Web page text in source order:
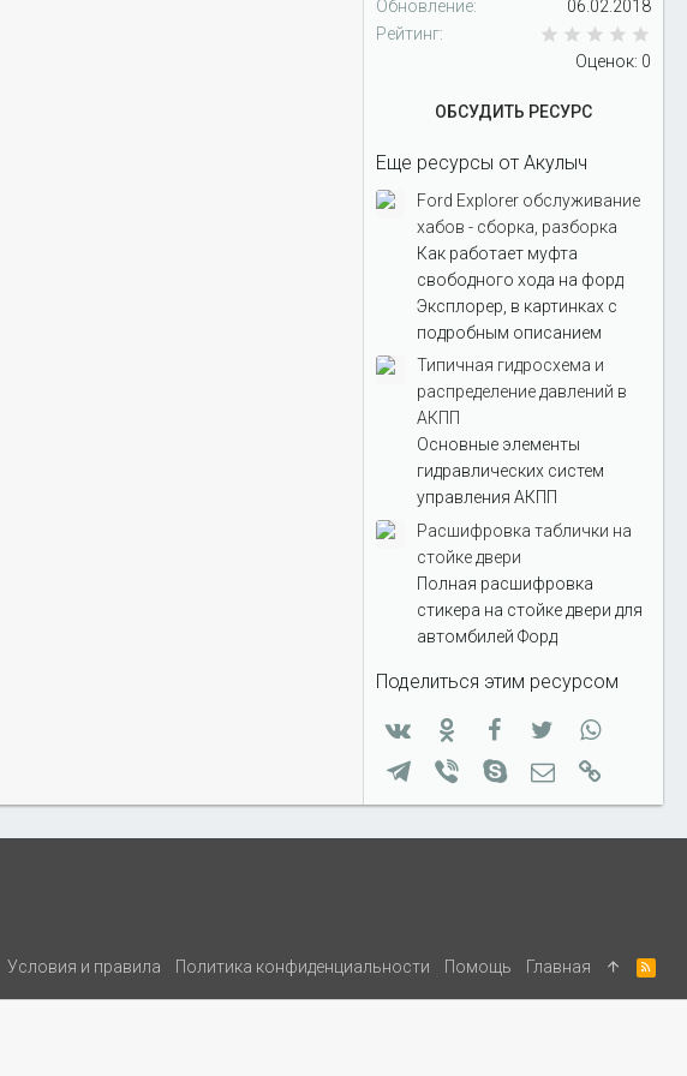
Обновление
06.02.2018
Рейтинг
Оценок: 0
ОБСУДИТЬ РЕСУРС
Еще ресурсы от Акулыч
Ford Explorer обслуживание
хабов - сборка, разборка
Как работает муфта
свободного хода на форд
Эксплорер, в картинках с
подробным описанием
Типичная гидросхема и
распределение давлений в
АКПП
Основные элементы
гидравлических систем
управления АКПП
Расшифровка таблички на
стойке двери
Полная расшифровка
стикера на стойке двери для
автомбилей Форд
Поделиться этим ресурсом
ВконтактеОдноклассники
Facebook
TwitterWhatsApp
Telegram
Viber SkypeЭлектронная
Условия и правила Политика конфиденциальности Помощь Главная
R
S